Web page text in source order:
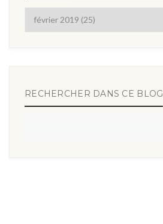
RECHERCHER DANS CE BLOG